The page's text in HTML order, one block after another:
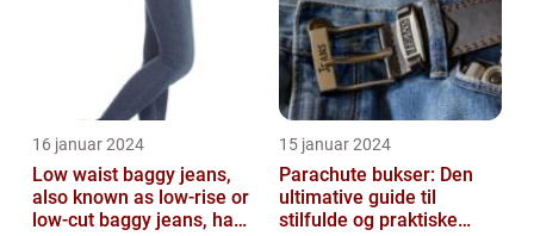
16 januar 2024
Low waist baggy jeans,
also known as low-rise or
low-cut baggy jeans, have
15 januar 2024
Parachute bukser: Den
ultimative guide til
stilfulde og praktiske